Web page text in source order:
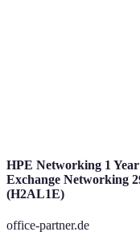
HPE Networking 1
Exchange Networking
(H2AL1E)
office-partner.de